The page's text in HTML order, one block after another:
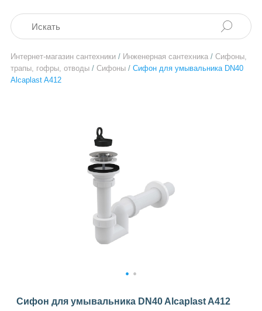
Интернет-магазин сантехники / Инженерная сантехника / Сифоны,
трапы, гофры, отводы / Сифоны / Сифон для умывальника DN40
Alcaplast A412
1 2
Сифон для умывальника DN40 Alcaplast A412